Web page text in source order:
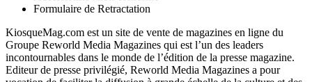
Formulaire de Retractation
KiosqueMag.com est un site de vente de magazines en ligne du
Groupe Reworld Media Magazines qui est l’un des leaders
incontournables dans le monde de l’édition de la presse magazine.
Editeur de presse privilégié, Reworld Media Magazines a pour